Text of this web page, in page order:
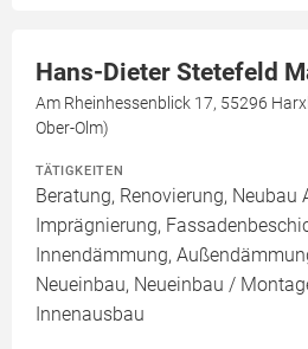
Hans-Dieter Stetefeld
Am Rheinhessenblick 17, 55296
Ober-Olm)
TÄTIGKEITEN
Beratung, Renovierung, Neubau
Imprägnierung,
Innendämmung,
Neueinbau, Neueinbau /
Innenausbau